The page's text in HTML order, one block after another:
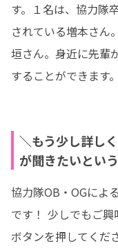
す。１名は、協力隊
されている増本さん
垣さん。身近に先輩
することができます。
＼もう少し詳し
が聞きたいとい
協力隊OB・OGによ
です！ 少しでもご興
ボタンを押してくだ